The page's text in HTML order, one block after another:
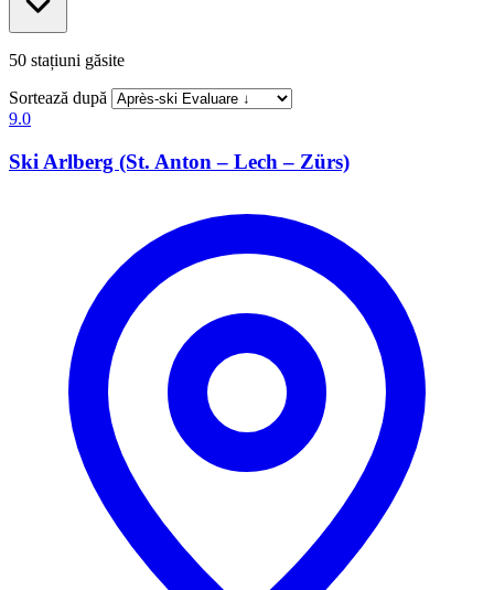
50 stațiuni găsite
Sortează după
9.0
Ski Arlberg (St. Anton – Lech – Zürs)